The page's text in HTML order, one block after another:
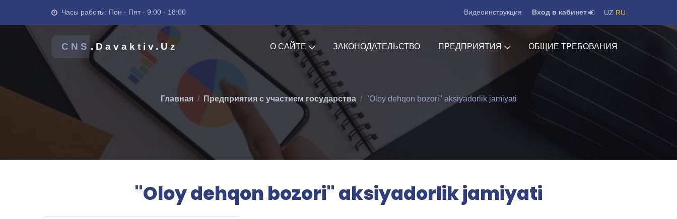
Часы работы: Пон - Пят - 9:00 - 18:00 Видеоинструкция Вход в кабинет UZ RU
CNS .Davaktiv.Uz О САЙТЕ ЗАКОНОДАТЕЛЬСТВО ПРЕДПРИЯТИЯ ОБЩИЕ ТРЕБОВАНИЯ
Главная Предприятия с участием государства "Oloy dehqon bozori" aksiyadorlik jamiyati
"Oloy dehqon bozori" aksiyadorlik jamiyati